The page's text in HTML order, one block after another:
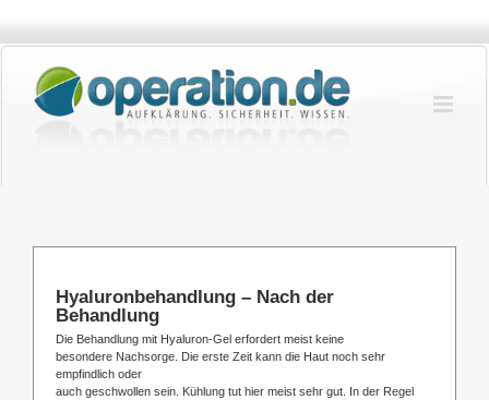
springen
Hyaluronbehandlung – Nach der
Behandlung
Die Behandlung mit Hyaluron-Gel erfordert meist keine
besondere Nachsorge. Die erste Zeit kann die Haut noch sehr
empfindlich oder
auch geschwollen sein. Kühlung tut hier meist sehr gut. In der Regel